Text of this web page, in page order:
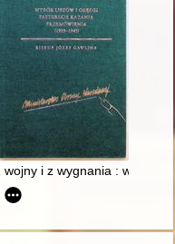
Krzyża Świętego w
wojny i z wygnania : wybór
w Paryżu. T. 19,